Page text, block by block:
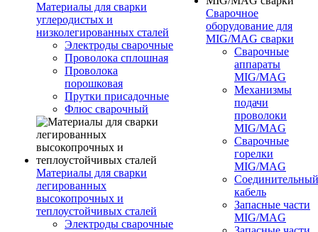
Материалы для сварки
углеродистых и
низколегированных сталей
Электроды сварочные
Проволока сплошная
Проволока
порошковая
Прутки присадочные
Флюс сварочный
Материалы для сварки
легированных
высокопрочных и
теплоустойчивых сталей
Электроды сварочные
Сварочное
оборудование для
MIG/MAG сварки
Сварочные
аппараты
MIG/MAG
Механизмы
подачи
проволоки
MIG/MAG
Сварочные
горелки
MIG/MAG
Соединительный
кабель
Запасные части
MIG/MAG